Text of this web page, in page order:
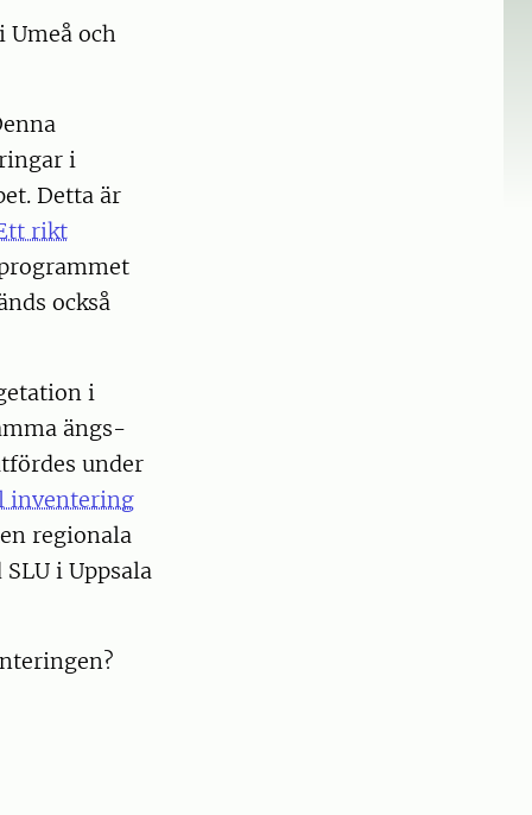
i Umeå och
i
Detta är
rikt
också
i
ängs-
under
inventering
regionala
i Uppsala